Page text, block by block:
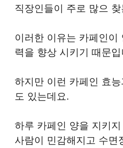
직장인들이 주로 많으
이러한 이유는 카페인이
력을 향상 시키기 때문입
하지만 이런 카페인 효
도 있는데요.
하루 카페인 양을 지키
사람이 민감해지고 수면